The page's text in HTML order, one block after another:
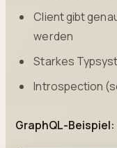
Client gibt
werden
Starkes
Introspection
GraphQL-Beispiel: